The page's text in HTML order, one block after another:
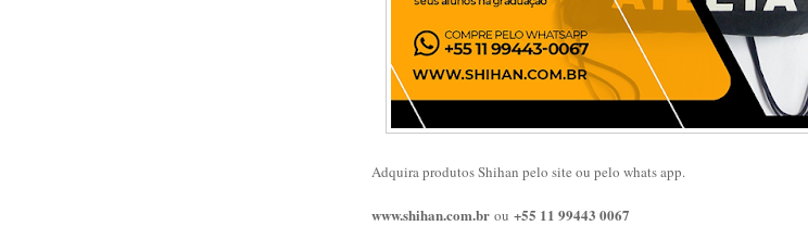
Adquira produtos Shihan pelo site ou pelo whats app.
www.shihan.com.br ou +55 11 99443 0067